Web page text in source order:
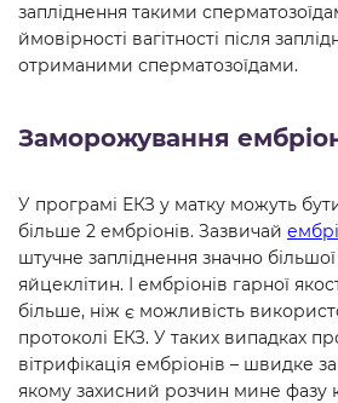
запліднення такими
ймовірності вагітності після
отриманими сперматозоїдами.
Заморожування
У програмі ЕКЗ у матку можуть
більше 2 ембріонів. Зазвичай
штучне запліднення значно більшої
яйцеклітин. І ембріонів гарної
більше, ніж є можливість
протоколі ЕКЗ. У таких випадках
вітрифікація ембріонів – швидке
якому захисний розчин мине фазу